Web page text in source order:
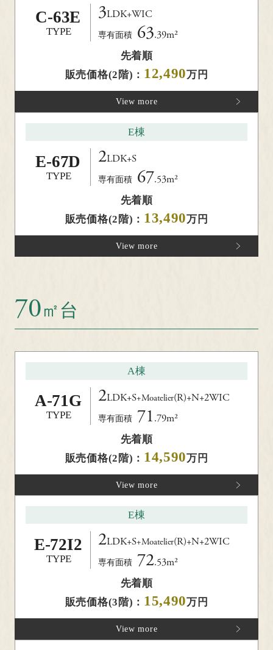
C-63E
TYPE
3LDK+WIC
専有面積 63.39m²
先着順
販売価格(2階)： 12,490万円
View more
E-67D
TYPE
2LDK+S
専有面積 67.53m²
E棟
先着順
販売価格(2階)： 13,490万円
View more
70㎡台
A-71G
TYPE
2LDK+S+Moatelier(R)+N+2WIC
専有面積 71.79m²
A棟
先着順
販売価格(2階)： 14,590万円
View more
E-72I2
TYPE
2LDK+S+Moatelier(R)+N+2WIC
専有面積 72.53m²
E棟
先着順
販売価格(3階)： 15,490万円
View more